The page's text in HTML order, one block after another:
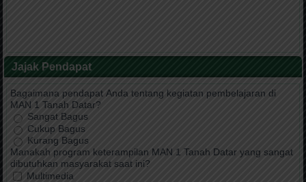
Jajak Pendapat
Bagaimana pendapat Anda tentang kegiatan pembelajaran di
MAN 1 Tanah Datar?
Sangat Bagus
Cukup Bagus
Kurang Bagus
Manakah program keterampilan MAN 1 Tanah Datar yang sangat
dibutuhkan masyarakat saat ini?
Multimedia